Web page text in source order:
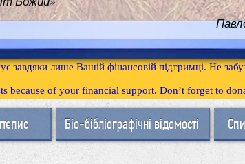
завдяки лише Вашій фінансовій підтримці. Не
because of your financial support. Don’t forget to
Біо-бібліографічні відомості